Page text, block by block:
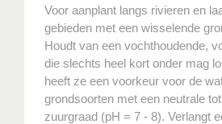
Voor aanplant langs rivieren en
gebieden met een wisselende
Houdt van een vochthoudende,
die slechts heel kort onder mag
heeft ze een voorkeur voor de
grondsoorten met een neutrale
zuurgraad (pH = 7 - 8). Verlangt